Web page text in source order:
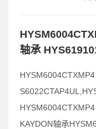
轴承
KAYDON轴承